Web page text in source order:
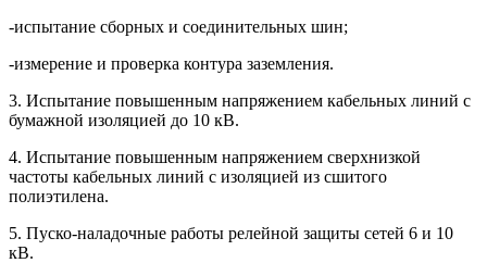
-испытание сборных и соединительных шин;
-измерение и проверка контура заземления.
3. Испытание повышенным напряжением кабельных линий с
бумажной изоляцией до 10 кВ.
4. Испытание повышенным напряжением сверхнизкой
частоты кабельных линий с изоляцией из сшитого
полиэтилена.
5. Пуско-наладочные работы релейной защиты сетей 6 и 10
кВ.